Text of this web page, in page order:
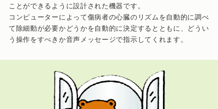
ことができるように設計された機器です。
コンピューターによって傷病者の心臓のリズムを自動的に調べ
て除細動が必要かどうかを自動的に決定するとともに、どうい
う操作をすべきか音声メッセージで指示してくれます。